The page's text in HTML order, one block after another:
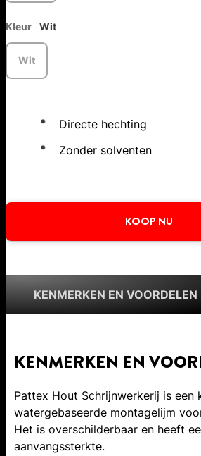
Kleur Wit
Wit
Directe hechting
Zonder solventen
KOOP NU
KENMERKEN EN VOORDELEN
KENMERKEN EN
Pattex Hout Schrijnwerkerij is een
watergebaseerde montagelijm
Het is overschilderbaar en heeft
aanvangssterkte.